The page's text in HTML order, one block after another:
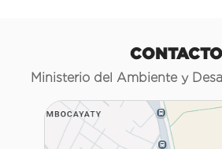
CONTACTO
Ministerio del Ambiente y